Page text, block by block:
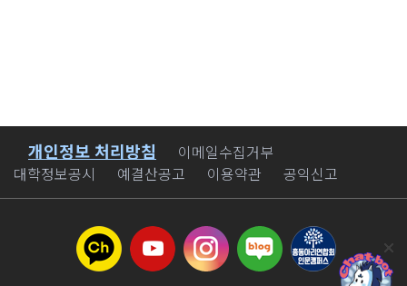
바로가기
개인정보 처리방침
이메일수집거부
대학정보공시
예결산공고 이용약관 공익신고